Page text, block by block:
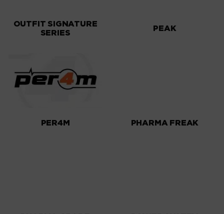
OUTFIT SIGNATURE
SERIES
PEAK
PER4M PHARMA FREAK